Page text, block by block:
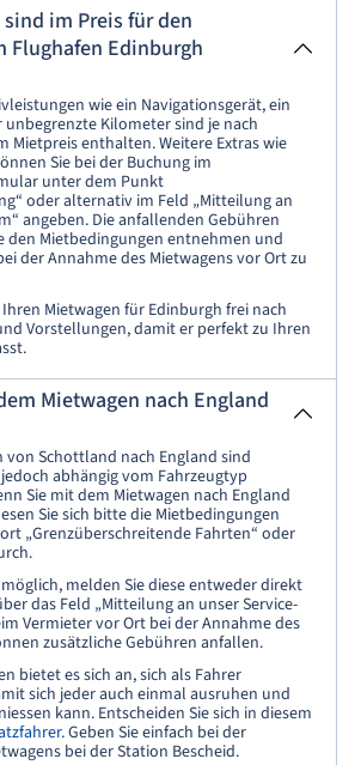
sind im Preis für den
Flughafen Edinburgh
wie ein Navigationsgerät, ein
unbegrenzte Kilometer sind je nach
Mietpreis enthalten. Weitere Extras wie
Sie bei der Buchung im
unter dem Punkt
oder alternativ im Feld „Mitteilung an
angeben. Die anfallenden Gebühren
den Mietbedingungen entnehmen und
der Annahme des Mietwagens vor Ort zu
Mietwagen für Edinburgh frei nach
Vorstellungen, damit er perfekt zu Ihren
Mietwagen nach England
von Schottland nach England sind
abhängig vom Fahrzeugtyp
Sie mit dem Mietwagen nach England
Sie sich bitte die Mietbedingungen
„Grenzüberschreitende Fahrten“ oder
melden Sie diese entweder direkt
das Feld „Mitteilung an unser Service-
Vermieter vor Ort bei der Annahme des
zusätzliche Gebühren anfallen.
bietet es sich an, sich als Fahrer
sich jeder auch einmal ausruhen und
kann. Entscheiden Sie sich in diesem
. Geben Sie einfach bei der
bei der Station Bescheid.